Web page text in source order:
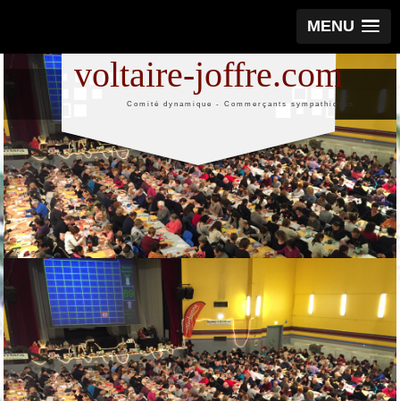
MENU
voltaire-joffre.com
Comité dynamique - Commerçants sympathiques